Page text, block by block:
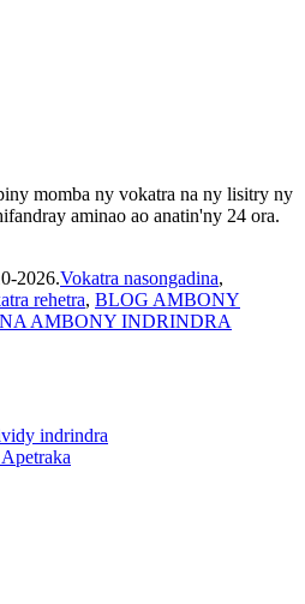
momba ny vokatra na ny lisitry ny
aminao ao anatin'ny 24 ora.
2026.Vokatra nasongadina,
rehetra, BLOG AMBONY
AMBONY INDRINDRA
indrindra